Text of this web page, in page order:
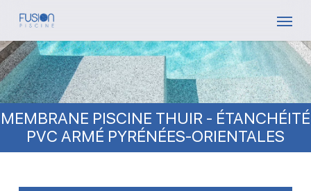
Skip
main
content
MEMBRANE PISCINE THUIR - ÉTANCHÉITÉ
PVC ARMÉ PYRÉNÉES-ORIENTALES